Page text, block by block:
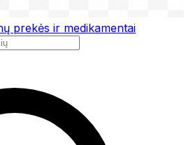
prekės ir medikamentai